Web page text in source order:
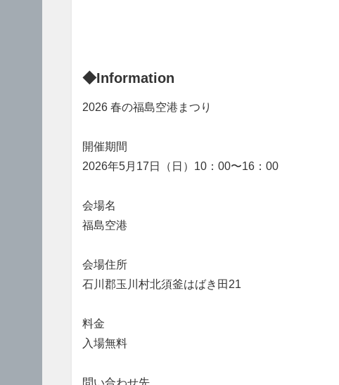
◆Information
2026 春の福島空港まつり
開催期間
2026年5月17日（日）10：00〜16：00
会場名
福島空港
会場住所
石川郡玉川村北須釜はばき田21
料金
入場無料
問い合わせ先